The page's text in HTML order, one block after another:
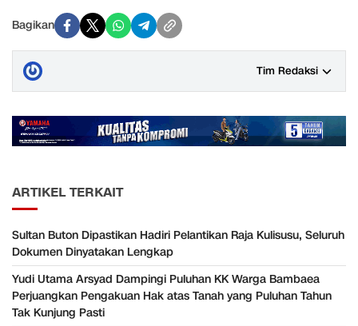
Bagikan
Tim Redaksi
ARTIKEL TERKAIT
Sultan Buton Dipastikan Hadiri Pelantikan Raja Kulisusu, Seluruh
Dokumen Dinyatakan Lengkap
Yudi Utama Arsyad Dampingi Puluhan KK Warga Bambaea
Perjuangkan Pengakuan Hak atas Tanah yang Puluhan Tahun
Tak Kunjung Pasti